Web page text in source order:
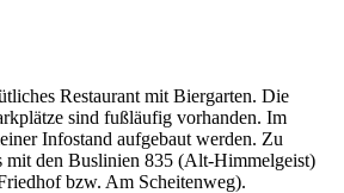
Restaurant mit Biergarten. Die
sind fußläufig vorhanden. Im
Infostand aufgebaut werden. Zu
mit den Buslinien 835 (Alt-Himmelgeist)
bzw. Am Scheitenweg).